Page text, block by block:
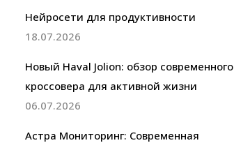
Нейросети для продуктивности
18.07.2026
Новый Haval Jolion: обзор современного
кроссовера для активной жизни
06.07.2026
Астра Мониторинг: Современная